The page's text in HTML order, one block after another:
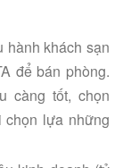
hành khách sạn
để bán phòng.
càng tốt, chọn
chọn lựa những